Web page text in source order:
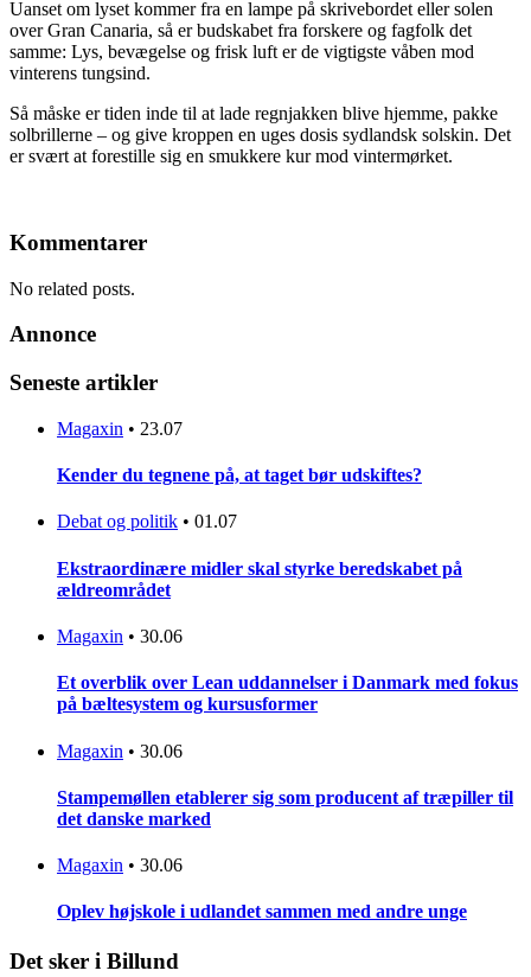
Uanset om lyset kommer fra en lampe på skrivebordet eller solen
over Gran Canaria, så er budskabet fra forskere og fagfolk det
samme: Lys, bevægelse og frisk luft er de vigtigste våben mod
vinterens tungsind.
Så måske er tiden inde til at lade regnjakken blive hjemme, pakke
solbrillerne – og give kroppen en uges dosis sydlandsk solskin. Det
er svært at forestille sig en smukkere kur mod vintermørket.
Kommentarer
No related posts.
Annonce
Seneste artikler
Magaxin • 23.07
Kender du tegnene på, at taget bør udskiftes?
Debat og politik • 01.07
Ekstraordinære midler skal styrke beredskabet på
ældreområdet
Magaxin • 30.06
Et overblik over Lean uddannelser i Danmark med fokus
på bæltesystem og kursusformer
Magaxin • 30.06
Stampemøllen etablerer sig som producent af træpiller til
det danske marked
Magaxin • 30.06
Oplev højskole i udlandet sammen med andre unge
Det sker i Billund